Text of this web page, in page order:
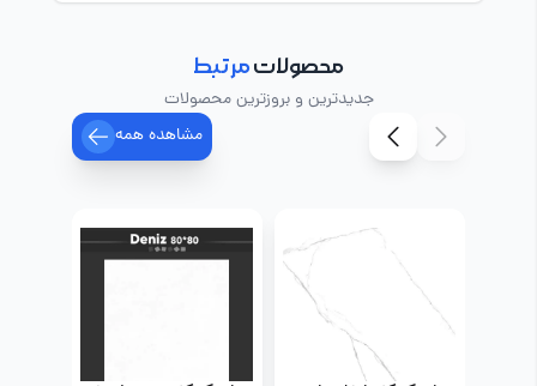
محصولاتمرتبط
جدیدترین و بروزترین محصولات
مشاهده همه